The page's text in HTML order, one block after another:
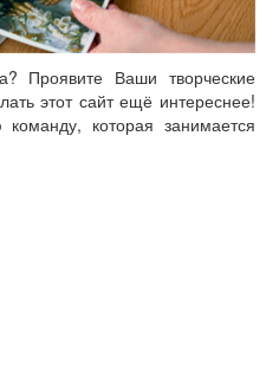
Проявите Ваши творческие
этот сайт ещё интереснее!
которая занимается